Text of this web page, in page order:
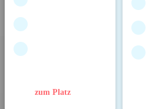
zum Platz